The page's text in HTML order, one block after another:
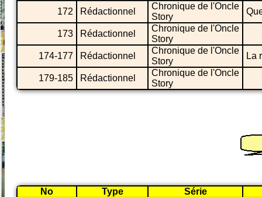
172
Rédactionnel
Chronique de l'Oncle
Story
173 Rédactionnel
Chronique de l'Oncle
Story
174-177
Rédactionnel
Chronique de l'Oncle
Story
La
179-185 Rédactionnel
Chronique de l'Oncle
Story
No Type
Série